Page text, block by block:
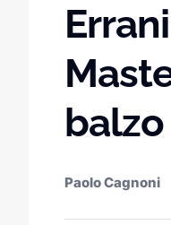
Paolo Cagnoni